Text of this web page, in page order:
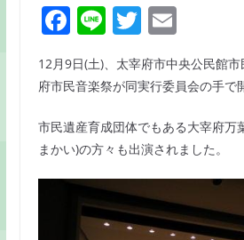
F
a
c
e
b
o
o
k
Li
n
e
T
w
itt
er
E
m
ai
l
12月9日(土)、太宰府市中央公民館
府市民音楽祭が同実行委員会の手で
市民遺産育成団体でもある大宰府万
まかい)の方々も出演されました。